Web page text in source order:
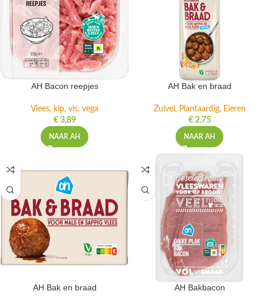
AH Bacon reepjes
Vlees, kip, vis, vega
€3,89
NAAR AH
AH Bak en braad
Zuivel, Plantaardig, Eieren
€2,75
NAAR AH
AH Bak en braad AH Bakbacon